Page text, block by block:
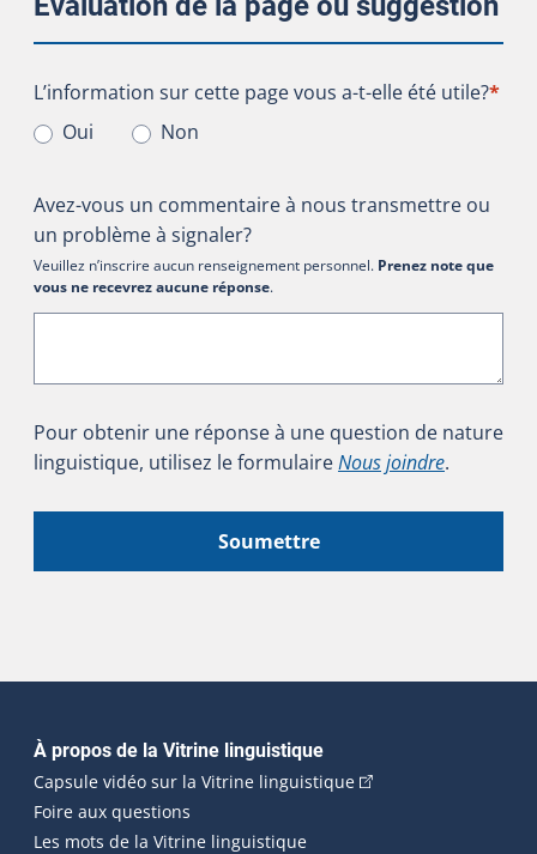
L’information sur cette page vous a-t-elle été utile?
L’information sur cette page vous a-t-elle été utile?*
Oui
Non
Avez-vous un commentaire à nous transmettre ou
un problème à signaler?
Veuillez n’inscrire aucun renseignement personnel. Prenez note que
vous ne recevrez aucune réponse.
Pour obtenir une réponse à une question de nature
linguistique, utilisez le formulaireNous joindre.
Soumettre
Navigation principale
À propos de la Vitrine linguistique
Capsule vidéo sur la Vitrine linguistique(Cet hyperlien
Foire aux questions
Les mots de la Vitrine linguistique